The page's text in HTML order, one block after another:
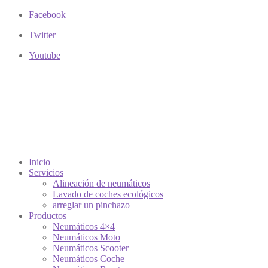
Facebook
Twitter
Youtube
Inicio
Servicios
Alineación de neumáticos
Lavado de coches ecológicos
arreglar un pinchazo
Productos
Neumáticos 4×4
Neumáticos Moto
Neumáticos Scooter
Neumáticos Coche